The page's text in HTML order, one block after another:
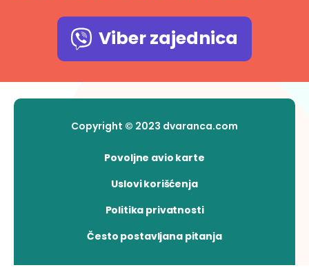
Viber zajednica
Copyright © 2023 dvaranca.com
Povoljne avio karte
Uslovi korišćenja
Politika privatnosti
Često postavljana pitanja